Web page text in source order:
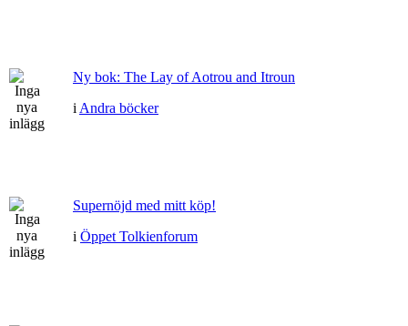
Ny bok: The Lay of Aotrou and Itroun
i Andra böcker
Supernöjd med mitt köp!
i Öppet Tolkienforum